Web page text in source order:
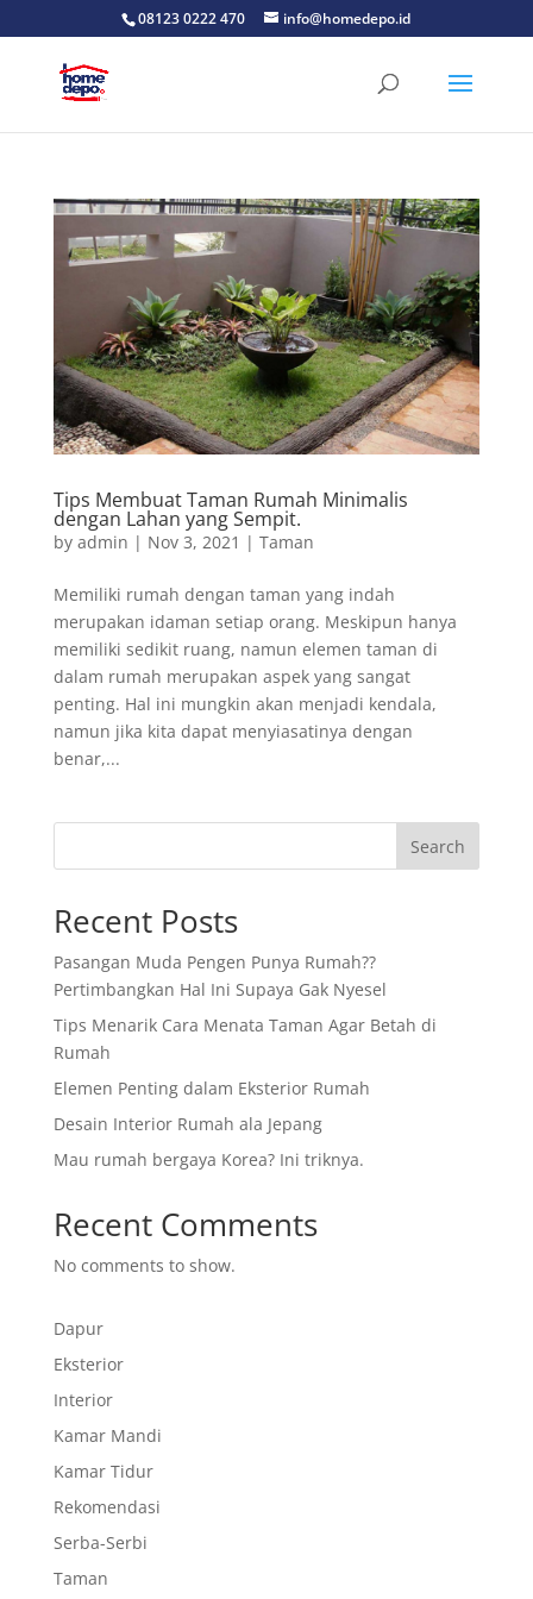
08123 0222 470 info@homedepo.id
Tips Membuat Taman Rumah Minimalis
dengan Lahan yang Sempit.
by admin | Nov 3, 2021 | Taman
Memiliki rumah dengan taman yang indah
merupakan idaman setiap orang. Meskipun hanya
memiliki sedikit ruang, namun elemen taman di
dalam rumah merupakan aspek yang sangat
penting. Hal ini mungkin akan menjadi kendala,
namun jika kita dapat menyiasatinya dengan
benar,...
Search
Recent Posts
Pasangan Muda Pengen Punya Rumah??
Pertimbangkan Hal Ini Supaya Gak Nyesel
Tips Menarik Cara Menata Taman Agar Betah di
Rumah
Elemen Penting dalam Eksterior Rumah
Desain Interior Rumah ala Jepang
Mau rumah bergaya Korea? Ini triknya.
Recent Comments
No comments to show.
Dapur
Eksterior
Interior
Kamar Mandi
Kamar Tidur
Rekomendasi
Serba-Serbi
Taman